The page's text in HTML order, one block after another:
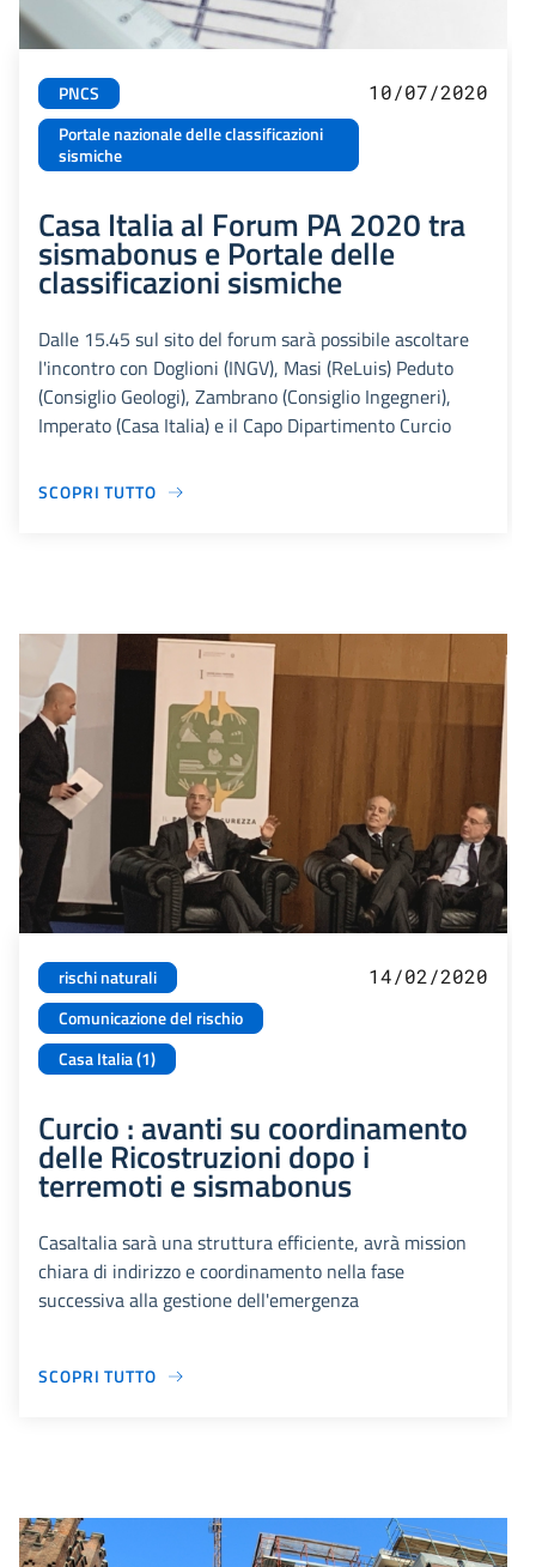
PNCS
Portale nazionale delle classificazioni
sismiche
10/07/2020
Casa Italia al Forum PA 2020 tra
sismabonus e Portale delle
classificazioni sismiche
Dalle 15.45 sul sito del forum sarà possibile ascoltare
l'incontro con Doglioni (INGV), Masi (ReLuis) Peduto
(Consiglio Geologi), Zambrano (Consiglio Ingegneri),
Imperato (Casa Italia) e il Capo Dipartimento Curcio
SCOPRI TUTTO
rischi naturali
Comunicazione del rischio
Casa Italia (1)
14/02/2020
Curcio : avanti su coordinamento
delle Ricostruzioni dopo i
terremoti e sismabonus
CasaItalia sarà una struttura efficiente, avrà mission
chiara di indirizzo e coordinamento nella fase
successiva alla gestione dell'emergenza
SCOPRI TUTTO